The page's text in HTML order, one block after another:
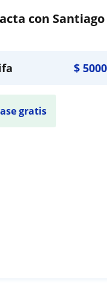
con Santiago
$5000
gratis